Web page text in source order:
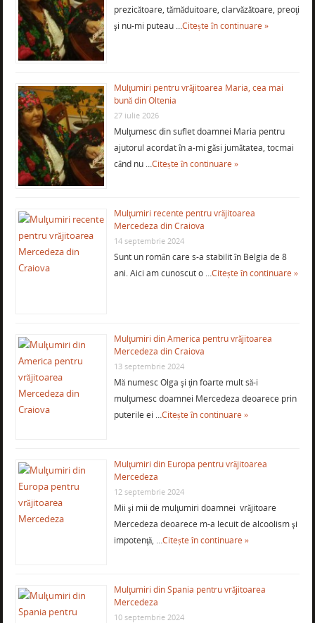
prezicătoare, tămăduitoare, clarvăzătoare, preoţi
şi nu-mi puteau …Citește în continuare »
Mulţumiri pentru vrăjitoarea Maria, cea mai
bună din Oltenia
27 iulie 2026
Mulţumesc din suflet doamnei Maria pentru
ajutorul acordat în a-mi găsi jumătatea, tocmai
când nu …Citește în continuare »
Mulţumiri recente pentru vrăjitoarea
Mercedeza din Craiova
14 septembrie 2024
Sunt un român care s-a stabilit în Belgia de 8
ani. Aici am cunoscut o …Citește în continuare »
Mulţumiri din America pentru vrăjitoarea
Mercedeza din Craiova
13 septembrie 2024
Mă numesc Olga şi ţin foarte mult să-i
mulţumesc doamnei Mercedeza deoarece prin
puterile ei …Citește în continuare »
Mulţumiri din Europa pentru vrăjitoarea
Mercedeza
12 septembrie 2024
Mii şi mii de mulţumiri doamnei vrăjitoare
Mercedeza deoarece m-a lecuit de alcoolism şi
impotenţă, …Citește în continuare »
Mulţumiri din Spania pentru vrăjitoarea
Mercedeza
10 septembrie 2024